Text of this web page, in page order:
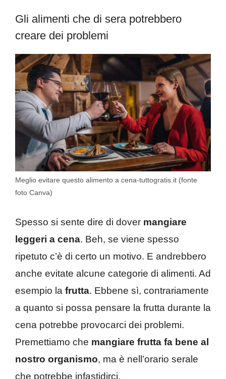
Gli alimenti che di sera potrebbero
creare dei problemi
Meglio evitare questo alimento a cena-tuttogratis.it (fonte
foto Canva)
Spesso si sente dire di dover mangiare
leggeri a cena. Beh, se viene spesso
ripetuto c’è di certo un motivo. E andrebbero
anche evitate alcune categorie di alimenti. Ad
esempio la frutta. Ebbene sì, contrariamente
a quanto si possa pensare la frutta durante la
cena potrebbe provocarci dei problemi.
Premettiamo che mangiare frutta fa bene al
nostro organismo, ma è nell’orario serale
che potrebbe infastidirci.